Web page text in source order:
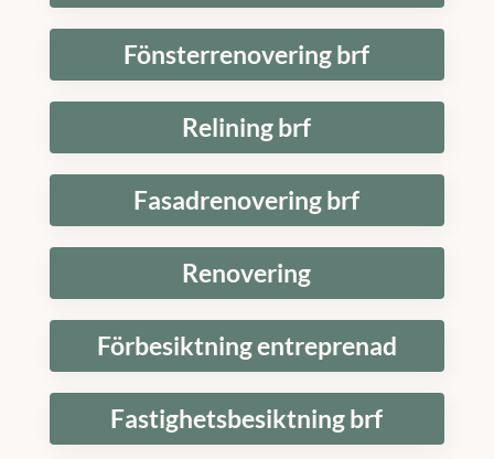
Fönsterrenovering brf
Relining brf
Fasadrenovering brf
Renovering
Förbesiktning entreprenad
Fastighetsbesiktning brf